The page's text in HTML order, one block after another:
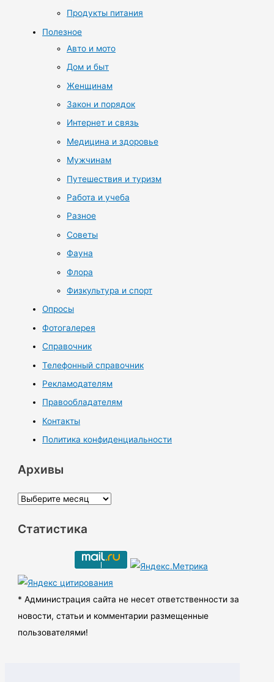
Продукты питания
Полезное
Авто и мото
Дом и быт
Женщинам
Закон и порядок
Интернет и связь
Медицина и здоровье
Мужчинам
Путешествия и туризм
Работа и учеба
Разное
Советы
Фауна
Флора
Физкультура и спорт
Опросы
Фотогалерея
Справочник
Телефонный справочник
Рекламодателям
Правообладателям
Контакты
Политика конфиденциальности
Архивы
А
х
ы
Статистика
* Администрация сайта не несет ответственности за
новости, статьи и комментарии размещенные
пользователями!